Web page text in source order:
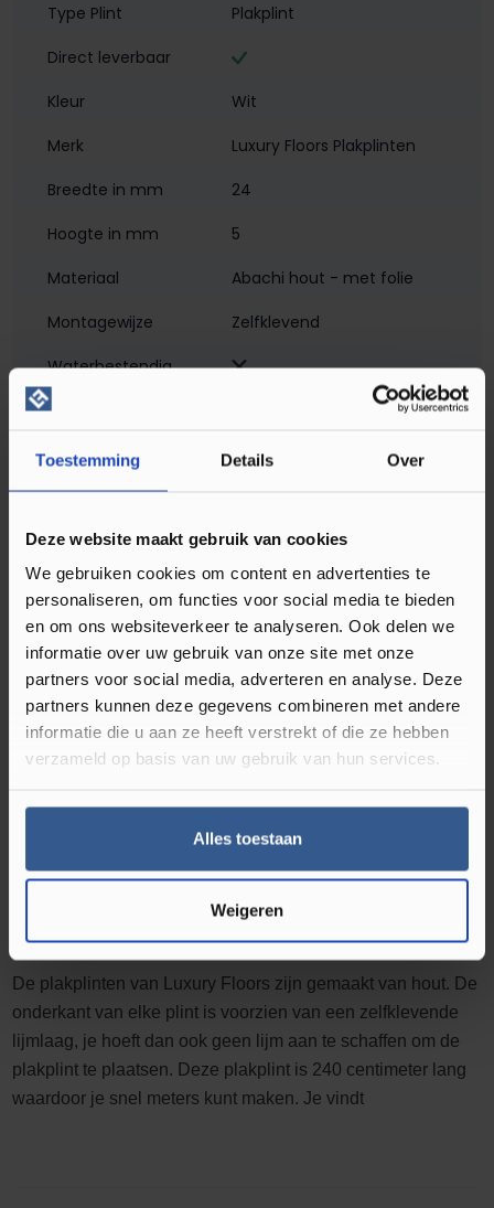
Toestemming Details Over
Deze website maakt gebruik van cookies
We gebruiken cookies om content en advertenties te
personaliseren, om functies voor social media te bieden
en om ons websiteverkeer te analyseren. Ook delen we
informatie over uw gebruik van onze site met onze
partners voor social media, adverteren en analyse. Deze
partners kunnen deze gegevens combineren met andere
informatie die u aan ze heeft verstrekt of die ze hebben
verzameld op basis van uw gebruik van hun services.
Alles toestaan
Weigeren
Type Plint
Plakplint
Direct leverbaar
Kleur
Wit
Merk
Luxury Floors Plakplinten
Breedte in mm
24
Hoogte in mm
5
Materiaal
Abachi hout - met folie
Montagewijze
Zelfklevend
Waterbestendig‎
Soort plint
23249
Plakplinten gebruikt u bij de afwerking van uw klik PVC en
of laminaat vloer. Deze type vloeren hebben namelijk
werkingsruimte nodig en leg je dus niet strak tegen de muur
of kozijnen. Deze ruimte kun je dan ook perfect afwerken
met een plakplint in bijpassende kleur van de vloer.Ze zijn
dus onmisbaar bij een nieuwe vloer.Naast dat het zorgt
houten plakplinten in het assortiment. Je vind de best
bijpassende kleur plakplint op de productpagina van alle
klik PVC en laminaat vloeren. Er zit dus altijd wat tussen dat
Wat zijn plakplinten?
De plakplinten van Luxury Floors zijn gemaakt van hout. De
onderkant van elke plint is voorzien van een zelfklevende
lijmlaag, je hoeft dan ook geen lijm aan te schaffen om de
plakplint te plaatsen. Deze plakplint is 240 centimeter lang
waardoor je snel meters kunt maken. Je vindt